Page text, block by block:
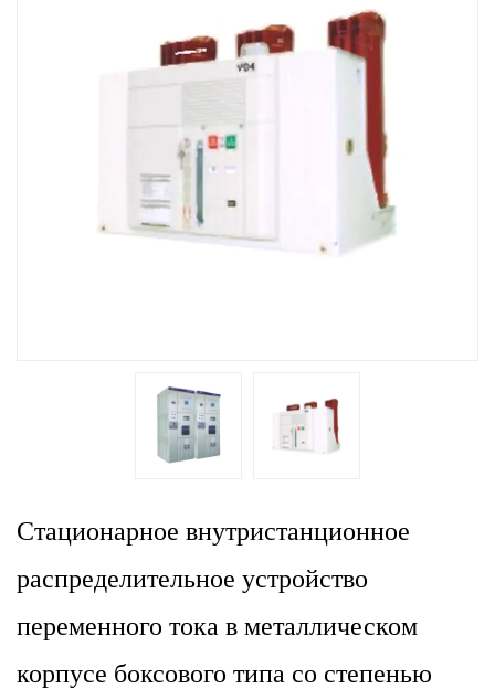
Стационарное внутристанционное
распределительное устройство
переменного тока в металлическом
корпусе боксового типа со степенью